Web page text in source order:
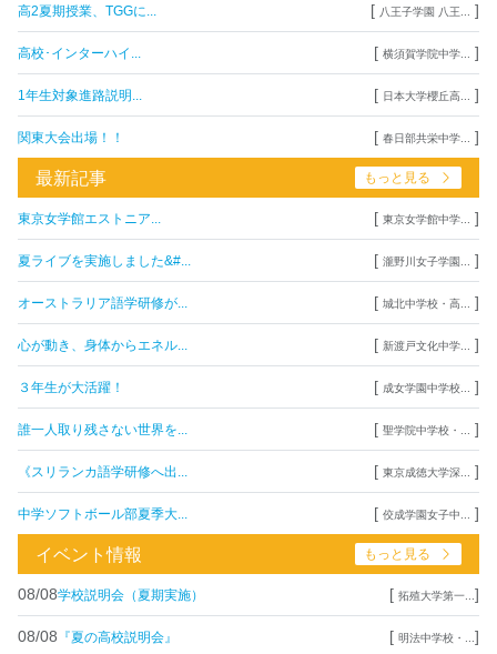
高2夏期授業、TGGに... [ 八王子学園 八王... ]
高校･インターハイ... [ 横須賀学院中学... ]
1年生対象進路説明... [ 日本大学櫻丘高... ]
関東大会出場！！ [ 春日部共栄中学... ]
最新記事 もっと見る
東京女学館エストニア... [ 東京女学館中学... ]
夏ライブを実施しました&#... [ 瀧野川女子学園... ]
オーストラリア語学研修が... [ 城北中学校・高... ]
心が動き、身体からエネル... [ 新渡戸文化中学... ]
３年生が大活躍！ [ 成女学園中学校... ]
誰一人取り残さない世界を... [ 聖学院中学校・... ]
《スリランカ語学研修へ出... [ 東京成徳大学深... ]
中学ソフトボール部夏季大... [ 佼成学園女子中... ]
イベント情報 もっと見る
08/08学校説明会（夏期実施） [ 拓殖大学第一... ]
08/08 『夏の高校説明会』 [ 明法中学校・... ]